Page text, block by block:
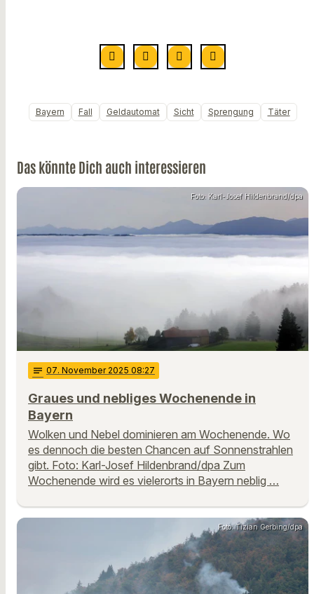
Bayern Fall Geldautomat Sicht Sprengung Täter
Das könnte Dich auch interessieren
Foto: Karl-Josef Hildenbrand/dpa
notes 07. November 2025 08:27
Graues und nebliges Wochenende in
Bayern
Wolken und Nebel dominieren am Wochenende. Wo
es dennoch die besten Chancen auf Sonnenstrahlen
gibt. Foto: Karl-Josef Hildenbrand/dpa Zum
Wochenende wird es vielerorts in Bayern neblig …
Foto: Tizian Gerbing/dpa